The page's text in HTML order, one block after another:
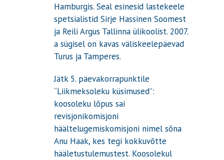
Hamburgis. Seal esinesid lastekeele
spetsialistid Sirje Hassinen Soomest
ja Reili Argus Tallinna ülikoolist. 2007.
a sügisel on kavas väliskeelepäevad
Turus ja Tamperes.
Jätk 5. päevakorrapunktile
“Liikmeksoleku küsimused”:
koosoleku lõpus sai
revisjonikomisjoni
häältelugemiskomisjoni nimel sõna
Anu Haak, kes tegi kokkuvõtte
hääletustulemustest. Koosolekul